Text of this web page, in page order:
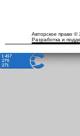
Авторское право ©
Разработка и